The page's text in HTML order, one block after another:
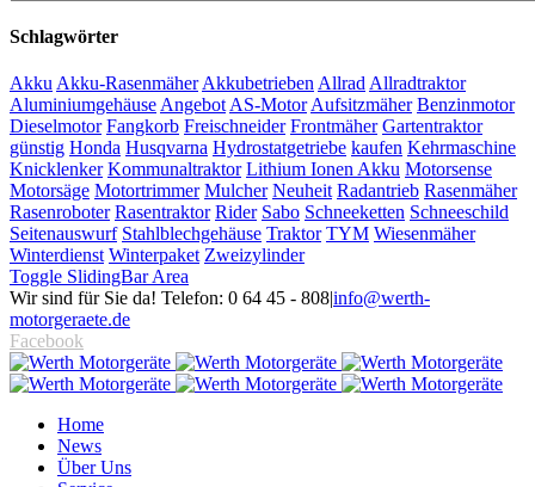
Schlagwörter
Akku Akku-Rasenmäher Akkubetrieben Allrad Allradtraktor
Aluminiumgehäuse Angebot AS-Motor Aufsitzmäher Benzinmotor
Dieselmotor Fangkorb Freischneider Frontmäher Gartentraktor
günstig Honda Husqvarna Hydrostatgetriebe kaufen Kehrmaschine
Knicklenker Kommunaltraktor Lithium Ionen Akku Motorsense
Motorsäge Motortrimmer Mulcher Neuheit Radantrieb Rasenmäher
Rasenroboter Rasentraktor Rider Sabo Schneeketten Schneeschild
Seitenauswurf Stahlblechgehäuse Traktor TYM Wiesenmäher
Winterdienst Winterpaket Zweizylinder
Toggle SlidingBar Area
Wir sind für Sie da! Telefon: 0 64 45 - 808|info@werth-
motorgeraete.de
Facebook
Home
News
Über Uns